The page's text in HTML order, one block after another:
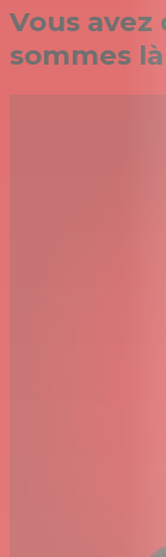
Vous avez
sommes